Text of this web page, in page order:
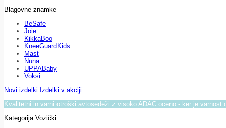
Blagovne znamke
BeSafe
Joie
KikkaBoo
KneeGuardKids
Mast
Nuna
UPPABaby
Voksi
Novi izdelki Izdelki v akciji
Kvalitetni in varni otroški avtosedeži z visoko ADAC oceno - ker je varnost
Kategorija Vozički